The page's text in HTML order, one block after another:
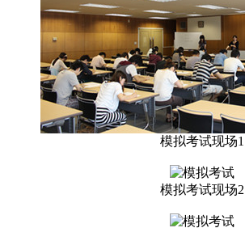
模拟考试现场1
模拟考试现场2